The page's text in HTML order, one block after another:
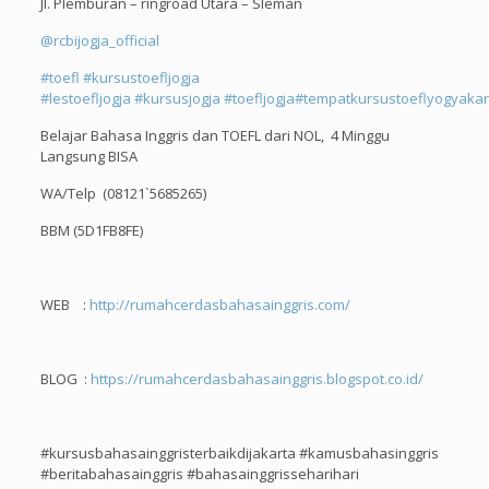
@rcbijogja_official
#toefl #kursustoefljogja
#lestoefljogja #kursusjogja #toefljogja
Belajar Bahasa Inggris dan TOEFL dari NOL, 4 Minggu
Langsung BISA
WA/Telp (08121`5685265)
BBM (5D1FB8FE)
WEB : http://rumahcerdasbahasainggris.com/
BLOG : https://rumahcerdasbahasainggris.blogspot.co.id/
#kursusbahasainggristerbaikdijakarta #kamusbahasinggris
#beritabahasainggris #bahasainggrisseharihari